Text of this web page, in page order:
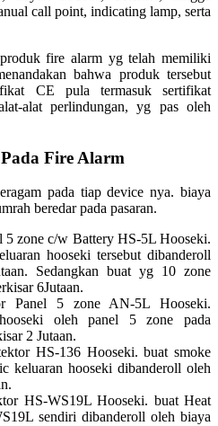
call point, indicating lamp, serta
fire alarm yg telah memiliki
bahwa produk tersebut
CE pula termasuk sertifikat
alat perlindungan, yg pas oleh
Fire Alarm
pada tiap device nya. biaya
beredar pada pasaran.
5 zone c/w Battery HS-5L Hooseki.
hooseki tersebut dibanderoll
Sedangkan buat yg 10 zone
6Jutaan.
Panel 5 zone AN-5L Hooseki.
oleh panel 5 zone pada
2 Jutaan.
HS-136 Hooseki. buat smoke
keluaran hooseki dibanderoll oleh
HS-WS19L Hooseki. buat Heat
sendiri dibanderoll oleh biaya